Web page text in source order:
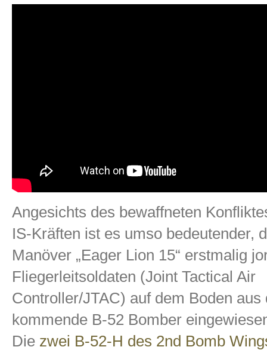
Angesichts des bewaffneten
IS-Kräften ist es umso bedeutender,
Manöver „Eager Lion 15“ erstmalig
Fliegerleitsoldaten (Joint Tactical Air
Controller/JTAC) auf dem Boden aus
kommende B-52 Bomber
Die zwei B-52-H des 2nd Bomb